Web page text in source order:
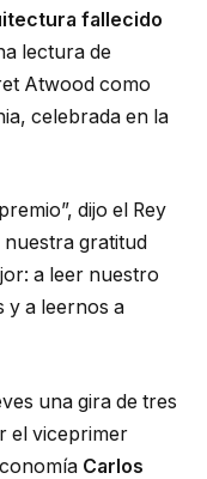
fallecido
lectura de
Atwood como
celebrada en la
dijo el Rey
gratitud
a leer nuestro
y a leernos a
una gira de tres
el viceprimer
Carlos